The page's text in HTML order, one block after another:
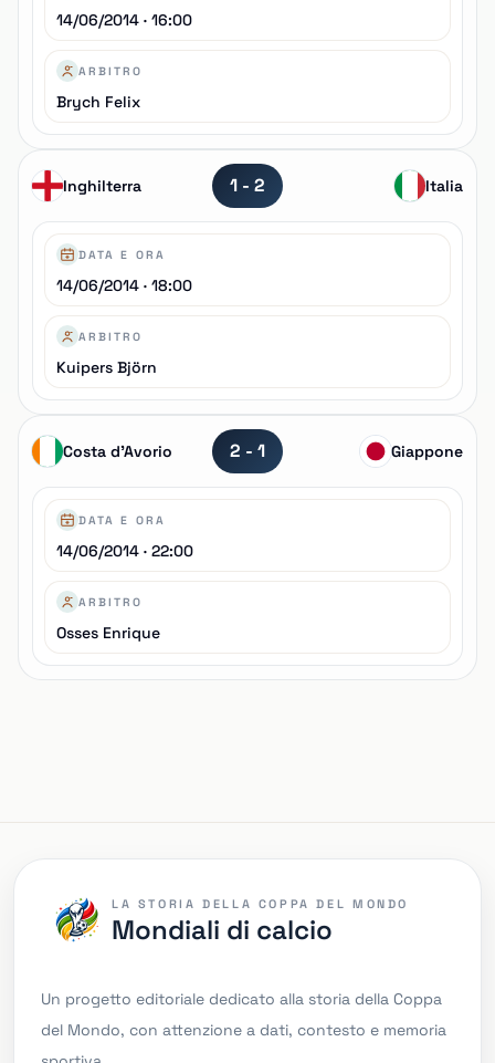
14/06/2014 · 16:00
ARBITRO
Brych Felix
Inghilterra 1 - 2 Italia
DATA E ORA
14/06/2014 · 18:00
ARBITRO
Kuipers Björn
Costa d'Avorio 2 - 1 Giappone
DATA E ORA
14/06/2014 · 22:00
ARBITRO
Osses Enrique
LA STORIA DELLA COPPA DEL MONDO
Mondiali di calcio
Un progetto editoriale dedicato alla storia della Coppa
del Mondo, con attenzione a dati, contesto e memoria